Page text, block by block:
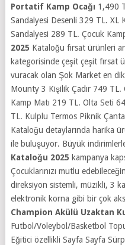
Portatif Kamp Ocağı 1,490
Sandalyesi Desenli 329 TL. XL
Sandalyesi 289 TL. Çocuk
2025 Kataloğu fırsat ürünleri
kategorisinde çeşit çeşit fırsat
vuracak olan Şok Market en
Mounty 3 Kişilik Çadır 749
Kamp Matı 219 TL. Olta Seti
TL. Kulplu Termos Piknik
Kataloğu detaylarında harika
ile buluşuyor. Büyük
Kataloğu 2025 kampanya
Çocuklarınızı mutlu
direksiyon sistemli, müzikli, 3
elektronik korna gibi bir çok
Champion Akülü Uzaktan
Futbol/Voleybol/Basketbol
Eğitici özellikli Sayfa Sayfa